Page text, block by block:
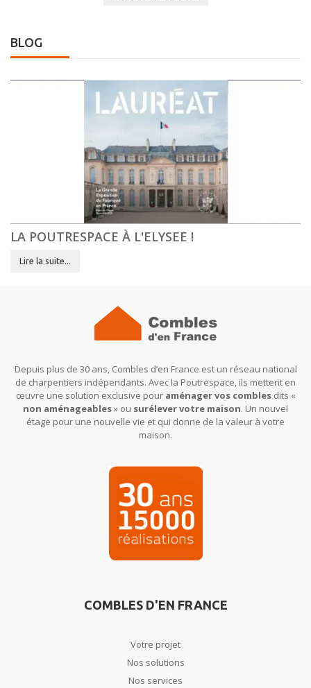
BLOG
LA POUTRESPACE À L'ELYSEE !
Lire la suite...
Depuis plus de 30 ans, Combles d’en France est un réseau national
de charpentiers indépendants. Avec la Poutrespace, ils mettent en
œuvre une solution exclusive pour aménager vos comblesdits «
non aménageables» ou surélever votre maison. Un nouvel
étage pour une nouvelle vie et qui donne de la valeur à votre
maison.
COMBLES D'EN FRANCE
Votre projet
Nos solutions
Nos services